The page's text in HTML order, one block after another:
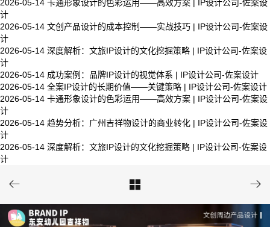
2026-05-14 卡通形象设计的色彩运用——高效方案 | IP设计公司-佐案设
计
2026-05-14 文创产品设计的成本控制——实战技巧 | IP设计公司-佐案设
计
2026-05-14 深度解析：文旅IP设计的文化挖掘策略 | IP设计公司-佐案设
计
2026-05-14 成功案例：品牌IP设计的视觉体系 | IP设计公司-佐案设计
2026-05-14 全案IP设计的长期价值——关键策略 | IP设计公司-佐案设计
2026-05-14 卡通形象设计的色彩运用——高效方案 | IP设计公司-佐案设
计
2026-05-14 趋势分析：广州吉祥物设计的商业转化 | IP设计公司-佐案设
计
2026-05-14 深度解析：文旅IP设计的文化挖掘策略 | IP设计公司-佐案设
计
  